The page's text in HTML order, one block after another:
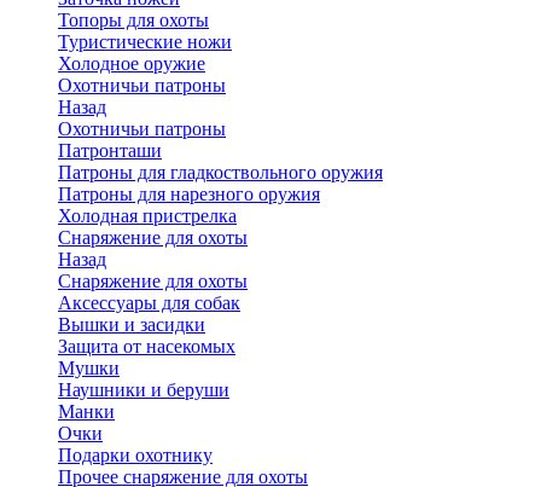
Топоры для охоты
Туристические ножи
Холодное оружие
Охотничьи патроны
Назад
Охотничьи патроны
Патронташи
Патроны для гладкоствольного оружия
Патроны для нарезного оружия
Холодная пристрелка
Снаряжение для охоты
Назад
Снаряжение для охоты
Аксессуары для собак
Вышки и засидки
Защита от насекомых
Мушки
Наушники и беруши
Манки
Очки
Подарки охотнику
Прочее снаряжение для охоты